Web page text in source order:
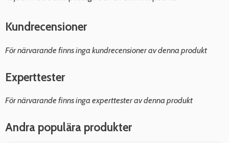
Kundrecensioner
För närvarande finns inga kundrecensioner av denna produkt
Experttester
För närvarande finns inga experttester av denna produkt
Andra populära produkter